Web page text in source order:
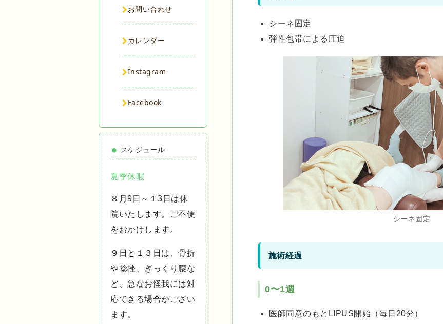
シーネ固定
弾性包帯による圧迫
シーネ固定
施術経過
0〜1週
医師同意のもとLIPUS開始（毎日20分）
お問い合わせ
カレンダー
Instagram
Facebook
スケジュール
夏季休暇
８月9日～１3日は休
院いたします。ご不便
をおかけします。
９日と１３日は、 骨折
や捻挫、ぎっくり腰な
ど、急なお怪我には対
応できる場合がござい
ます。